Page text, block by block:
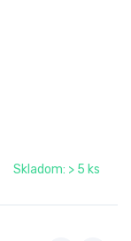
Skladom: > 5 ks